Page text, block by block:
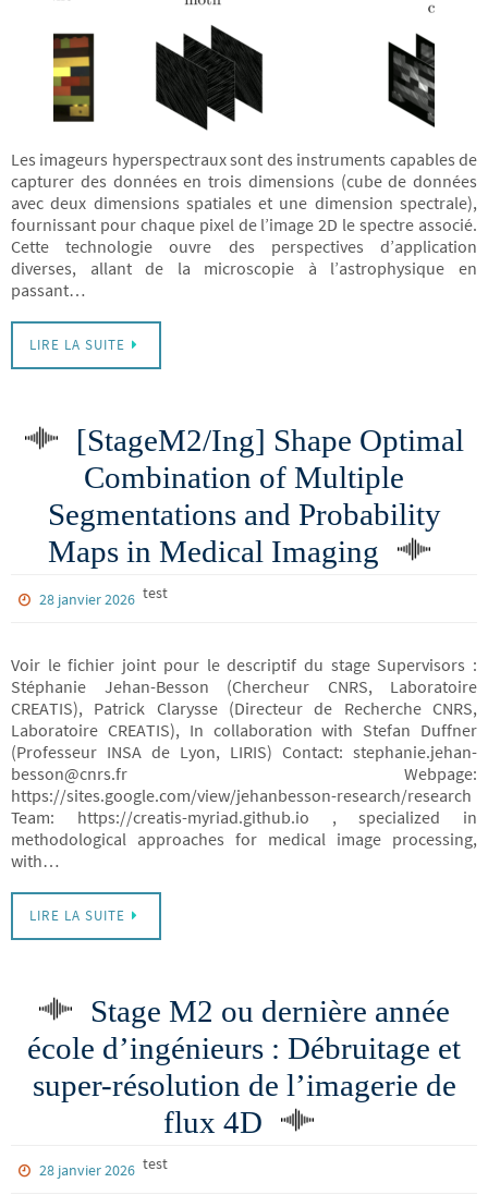
Les imageurs hyperspectraux sont des instruments capables de
capturer des données en trois dimensions (cube de données
avec deux dimensions spatiales et une dimension spectrale),
fournissant pour chaque pixel de l’image 2D le spectre associé.
Cette technologie ouvre des perspectives d’application
diverses, allant de la microscopie à l’astrophysique en
passant…
LIRE LA SUITE
[StageM2/Ing] Shape Optimal
Combination of Multiple
Segmentations and Probability
Maps in Medical Imaging
test
28 janvier 2026
Voir le fichier joint pour le descriptif du stage Supervisors :
Stéphanie Jehan-Besson (Chercheur CNRS, Laboratoire
CREATIS), Patrick Clarysse (Directeur de Recherche CNRS,
Laboratoire CREATIS), In collaboration with Stefan Duffner
(Professeur INSA de Lyon, LIRIS) Contact: stephanie.jehan-
besson@cnrs.fr Webpage:
https://sites.google.com/view/jehanbesson-research/research
Team: https://creatis-myriad.github.io , specialized in
methodological approaches for medical image processing,
with…
LIRE LA SUITE
Stage M2 ou dernière année
école d’ingénieurs : Débruitage et
super-résolution de l’imagerie de
flux 4D
test
28 janvier 2026